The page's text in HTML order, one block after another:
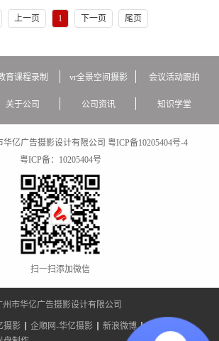
上一页 1 下一页 尾页
育课程录制 vr全景空间摄影 会议活动跟拍
关于公司 公司资讯 知识学堂
亿广告摄影设计有限公司 粤ICP备10205404号-4
粤ICP备：
10205404号
扫一扫添加微信
州市华亿广告摄影设计有限公司
摄影 企顺网-华亿摄影 新浪微博
广告设计